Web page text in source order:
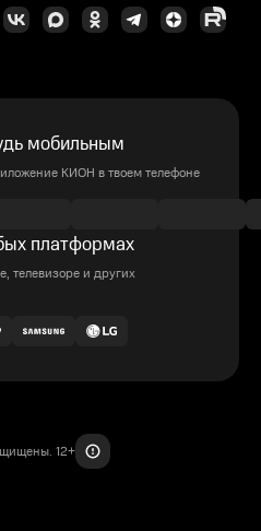
мобильным
КИОН в твоем телефоне
платформах
телевизоре и других
12+